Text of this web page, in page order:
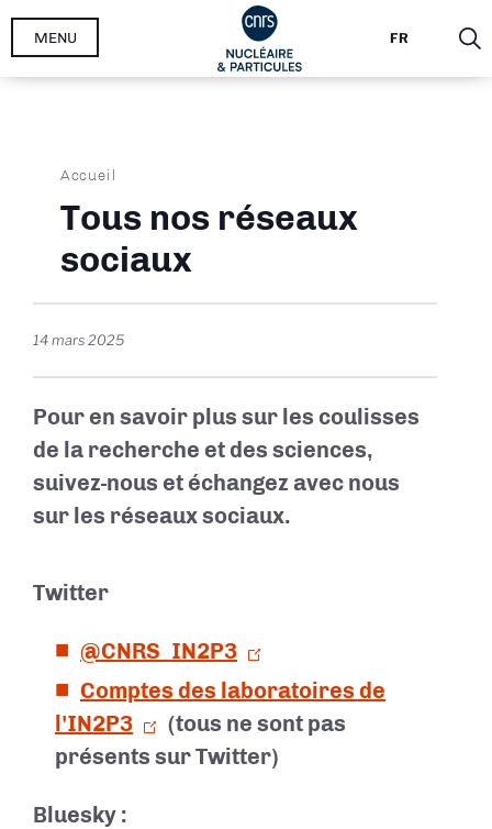
Aller
FR
MENU
Fil
d'Ariane
Accueil
Tous nos réseaux
sociaux
14 mars 2025
Pour en savoir plus sur les coulisses
de la recherche et des sciences,
suivez-nous et échangez avec nous
sur les réseaux sociaux.
Twitter
@CNRS_IN2P3
Comptes des laboratoires de
l'IN2P3
(tous ne sont pas
présents sur Twitter)
Bluesky :